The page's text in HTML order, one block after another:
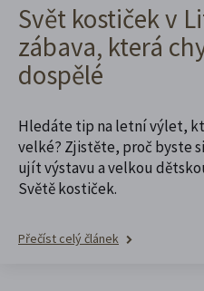
Svět kostiček v
zábava, která
dospělé
Hledáte tip na letní výlet,
velké? Zjistěte, proč byste
ujít výstavu a velkou
Světě kostiček.
Přečíst celý článek